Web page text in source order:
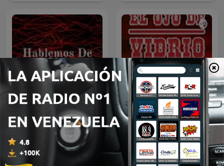
Hablemos De Terror -
Radio
Porfirio cadena el ojo de
vidrio